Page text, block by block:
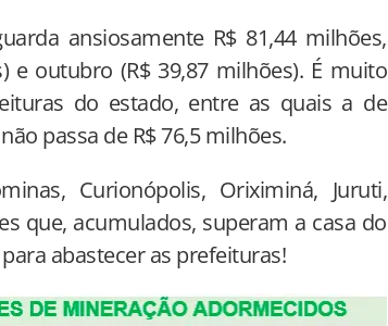
ansiosamente R$ 81,44 milhões,
e outubro (R$ 39,87 milhões). É muito
do estado, entre as quais a de
passa de R$ 76,5 milhões.
Curionópolis, Oriximiná, Juruti,
que, acumulados, superam a casa do
abastecer as prefeituras!